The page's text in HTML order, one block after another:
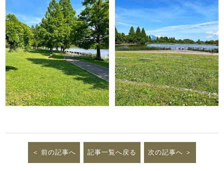
前の記事へ 記事一覧へ戻る 次の記事へ